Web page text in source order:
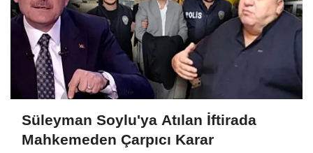
Süleyman Soylu'ya Atılan İftirada
Mahkemeden Çarpıcı Karar